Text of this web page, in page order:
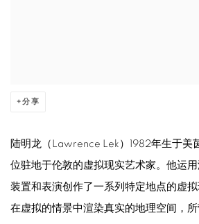
分享
陆明龙（Lawrence Lek）1982年生于美
位驻地于伦敦的虚拟现实艺术家。他运
装置和表演创作了一系列特定地点的虚
在虚拟的情景中渲染真实的地理空间，